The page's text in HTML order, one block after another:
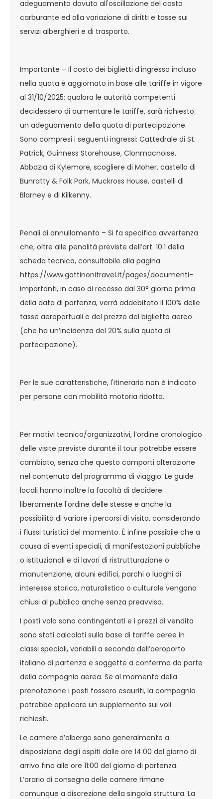
adeguamento dovuto all'oscillazione del costo
carburante ed alla variazione di diritti e tasse sui
servizi alberghieri e di trasporto.
Importante – Il costo dei biglietti d’ingresso incluso
nella quota è aggiornato in base alle tariffe in vigore
al 31/10/2025; qualora le autorità competenti
decidessero di aumentare le tariffe, sarà richiesto
un adeguamento della quota di partecipazione.
Sono compresi i seguenti ingressi: Cattedrale di St.
Patrick, Guinness Storehouse, Clonmacnoise,
Abbazia di Kylemore, scogliere di Moher, castello di
Bunratty & Folk Park, Muckross House, castelli di
Blarney e di Kilkenny.
Penali di annullamento – Si fa specifica avvertenza
che, oltre alle penalità previste dell’art. 10.1 della
scheda tecnica, consultabile alla pagina
https://www.gattinonitravel.it/pages/documenti-
importanti, in caso di recesso dal 30° giorno prima
della data di partenza, verrà addebitato il 100% delle
tasse aeroportuali e del prezzo del biglietto aereo
(che ha un’incidenza del 20% sulla quota di
partecipazione).
Per le sue caratteristiche, l'itinerario non è indicato
per persone con mobilità motoria ridotta.
Per motivi tecnico/organizzativi, l’ordine cronologico
delle visite previste durante il tour potrebbe essere
cambiato, senza che questo comporti alterazione
nel contenuto del programma di viaggio. Le guide
locali hanno inoltre la facoltà di decidere
liberamente l'ordine delle stesse e anche la
possibilità di variare i percorsi di visita, considerando
i flussi turistici del momento. È infine possibile che a
causa di eventi speciali, di manifestazioni pubbliche
o istituzionali e di lavori di ristrutturazione o
manutenzione, alcuni edifici, parchi o luoghi di
interesse storico, naturalistico o culturale vengano
chiusi al pubblico anche senza preavviso.
I posti volo sono contingentati e i prezzi di vendita
sono stati calcolati sulla base di tariffe aeree in
classi speciali, variabili a seconda dell’aeroporto
italiano di partenza e soggette a conferma da parte
della compagnia aerea. Se al momento della
prenotazione i posti fossero esauriti, la compagnia
potrebbe applicare un supplemento sui voli
richiesti.
Le camere d’albergo sono generalmente a
disposizione degli ospiti dalle ore 14:00 del giorno di
arrivo fino alle ore 11:00 del giorno di partenza.
L’orario di consegna delle camere rimane
comunque a discrezione della singola struttura. La